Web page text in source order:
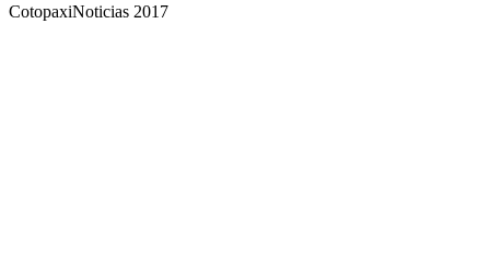
CotopaxiNoticias 2017